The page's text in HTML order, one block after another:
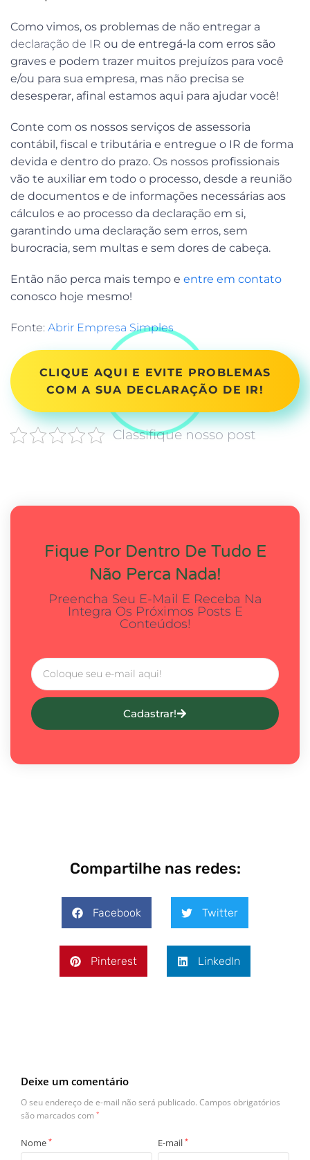
Como vimos, os problemas de não entregar a
declaração de IR ou de entregá-la com erros são
graves e podem trazer muitos prejuízos para você
e/ou para sua empresa, mas não precisa se
desesperar, afinal estamos aqui para ajudar você!
Conte com os nossos serviços de assessoria
contábil, fiscal e tributária e entregue o IR de forma
devida e dentro do prazo. Os nossos profissionais
vão te auxiliar em todo o processo, desde a reunião
de documentos e de informações necessárias aos
cálculos e ao processo da declaração em si,
garantindo uma declaração sem erros, sem
burocracia, sem multas e sem dores de cabeça.
Então não perca mais tempo e entre em contato
conosco hoje mesmo!
Fonte: Abrir Empresa Simples
CLIQUE AQUI E EVITE PROBLEMAS
COM A SUA DECLARAÇÃO DE IR!
Classifique nosso post
Fique Por Dentro De Tudo E
Não Perca Nada!
Preencha Seu E-Mail E Receba Na
Integra Os Próximos Posts E
Conteúdos!
Cadastrar!
Compartilhe nas redes:
Facebook Twitter
Pinterest LinkedIn
Deixe um comentário
O seu endereço de e-mail não será publicado. Campos obrigatórios
são marcados com *
Nome * E-mail *